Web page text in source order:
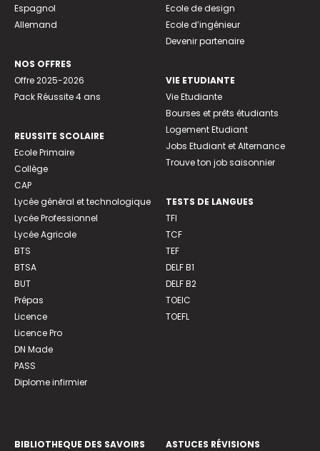
Espagnol
Allemand
NOS OFFRES
Offre 2025-2026
Pack Réussite 4 ans
REUSSITE SCOLAIRE
Ecole Primaire
Collège
CAP
Lycée général et technologique
Lycée Professionnel
Lycée Agricole
BTS
BTSA
BUT
Prépas
Licence
Licence Pro
DN Made
PASS
Diplome infirmier
Ecole de design
Ecole d’ingénieur
Devenir partenaire
VIE ETUDIANTE
Vie Etudiante
Bourses et prêts étudiants
Logement Etudiant
Jobs Etudiant et Alternance
Trouve ton job saisonnier
TESTS DE LANGUES
TFI
TCF
TEF
DELF B1
DELF B2
TOEIC
TOEFL
BIBLIOTHEQUE DES SAVOIRS
ASTUCES RÉVISIONS